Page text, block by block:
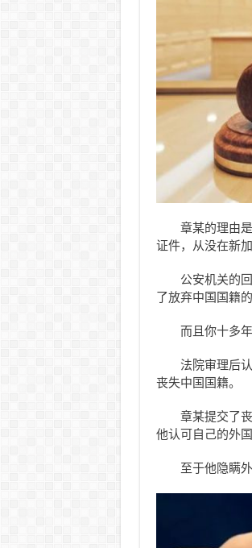
章某的理由
证件，从没在新
公安机关的
了放弃中国国籍
而且你十多
法院审理后
丧失中国国籍。
章某提交了
他认可自己的外国
至于他隐瞒